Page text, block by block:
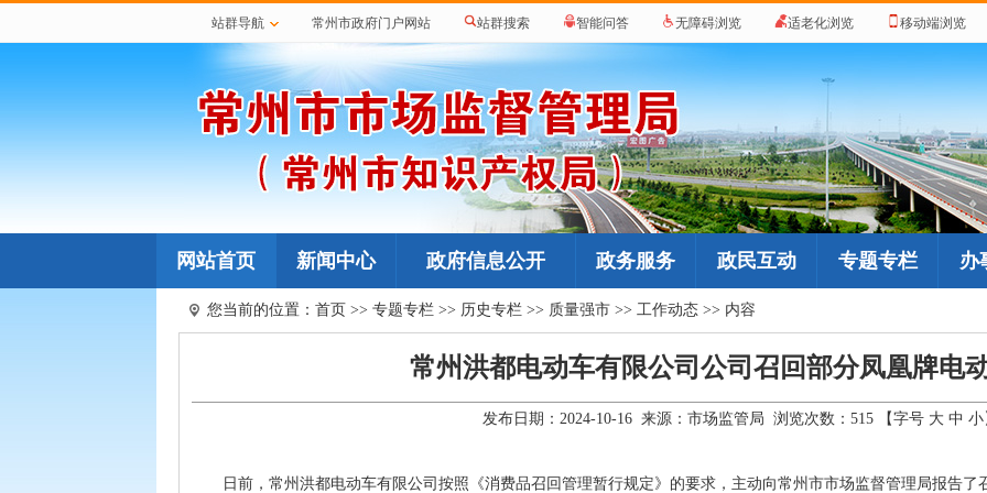
站群导航 常州市政府门户网站 站群搜索 智能问答 无障碍浏览 适老化浏览 移动端浏览
网站首页 新闻中心 政府信息公开 政务服务 政民互动 专题专栏 办
您当前的位置： 首页 >> 专题专栏 >> 历史专栏 >> 质量强市 >> 工作动态 >> 内容
常州洪都电动车有限公司公司召回部分凤凰牌电
发布日期：2024-10-16 来源：市场监管局 浏览次数： 515【字号 大 中 小
日前， 常州洪都电动车有限公司按照《消费品召回管理暂行规定》的要求，主动向常州市市场监督管理局报告了